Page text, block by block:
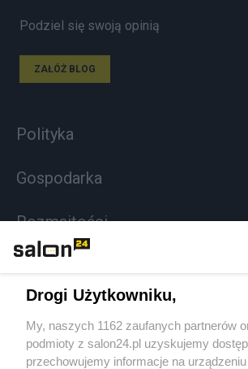
Podziel się swoją opinią
ZAŁÓŻ BLOG
Polityka
Gospodarka
Rozmaitości
Sport
Społeczeństwo
Drogi Użytkowniku,
My, naszych 1162 zaufanych partnerów
podmioty z salon24.pl uzyskujemy
przechowujemy informacje na